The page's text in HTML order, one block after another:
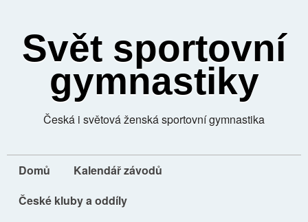
Svět sportovní
gymnastiky
Česká i světová ženská sportovní gymnastika
Domů
Kalendář závodů
České kluby a oddíly